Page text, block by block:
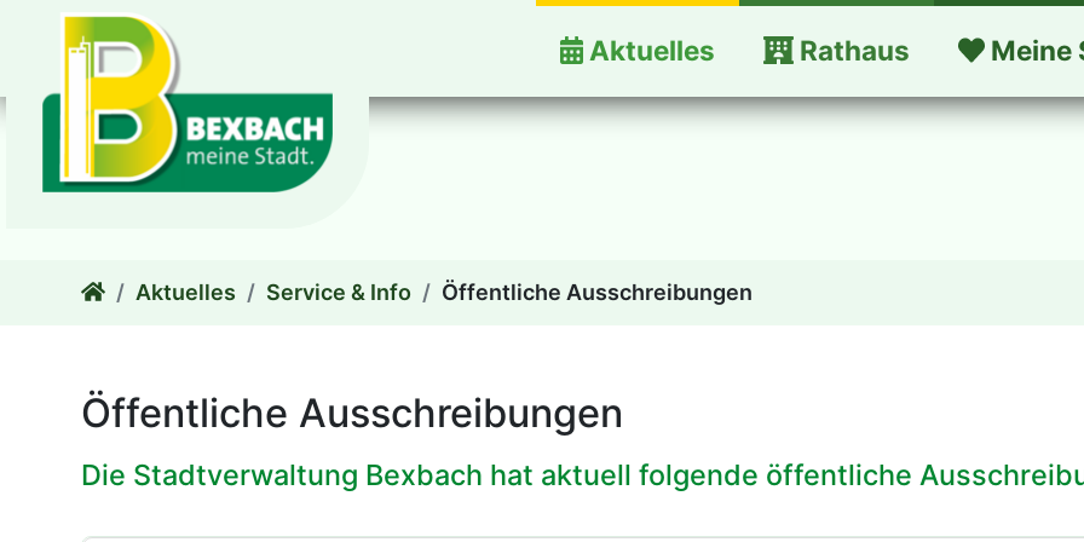
zum Inhalt
Aktuelles Rathaus Meine
Aktuelles Service & Info Öffentliche Ausschreibungen
Öffentliche Ausschreibungen
Die Stadtverwaltung Bexbach hat aktuell folgende öffentliche